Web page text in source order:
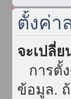
ตั้งค่า
จะเปลี่ย
การตั้
ข้อมูล.